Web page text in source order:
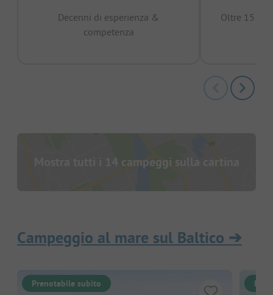
Decenni di esperienza &
competenza
Oltre 15
Mostra tutti i 14 campeggi sulla cartina
Campeggio al mare sul Baltico ➔
Prenotabile subito